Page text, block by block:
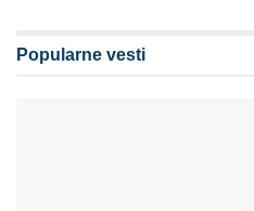
Popularne vesti